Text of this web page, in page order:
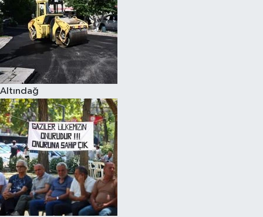
Altındağ